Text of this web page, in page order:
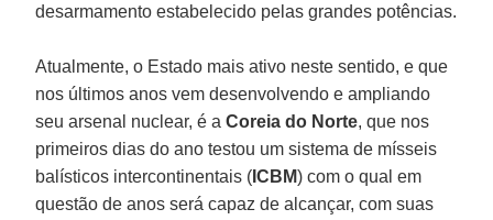
desarmamento estabelecido pelas grandes potências.
Atualmente, o Estado mais ativo neste sentido, e que
nos últimos anos vem desenvolvendo e ampliando
seu arsenal nuclear, é a Coreia do Norte, que nos
primeiros dias do ano testou um sistema de mísseis
balísticos intercontinentais ( ICBM) com o qual em
questão de anos será capaz de alcançar, com suas